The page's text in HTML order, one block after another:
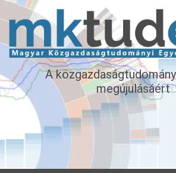
A
megújulásáért